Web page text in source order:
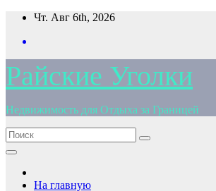
Перейти
содержимому
Чт. Авг 6th, 2026
Райские Уголки
Недвижимость для Отдыха за Границей
На главную